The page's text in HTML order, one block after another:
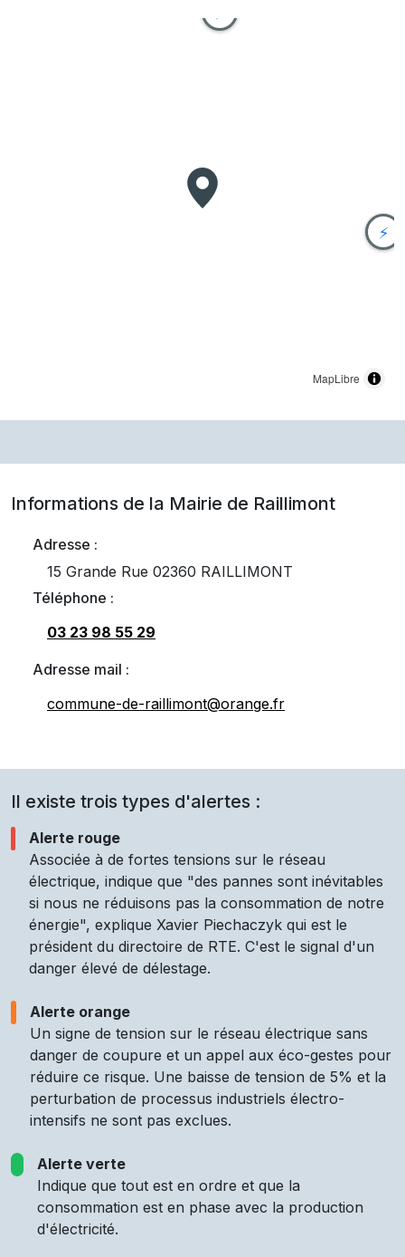
⚡
⚡
MapLibre
Informations de la Mairie de Raillimont
Adresse :
15 Grande Rue 02360 RAILLIMONT
Téléphone :
03 23 98 55 29
Adresse mail :
commune-de-raillimont@orange.fr
Il existe trois types d'alertes :
Alerte rouge
Associée à de fortes tensions sur le réseau
électrique, indique que "des pannes sont inévitables
si nous ne réduisons pas la consommation de notre
énergie", explique Xavier Piechaczyk qui est le
président du directoire de RTE. C'est le signal d'un
danger élevé de délestage.
Alerte orange
Un signe de tension sur le réseau électrique sans
danger de coupure et un appel aux éco-gestes pour
réduire ce risque. Une baisse de tension de 5% et la
perturbation de processus industriels électro-
intensifs ne sont pas exclues.
Alerte verte
Indique que tout est en ordre et que la
consommation est en phase avec la production
d'électricité.